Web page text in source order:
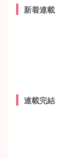
新着連載
連載完結